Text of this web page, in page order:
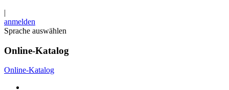
|
anmelden
Sprache auswählen
Online-Katalog
Online-Katalog